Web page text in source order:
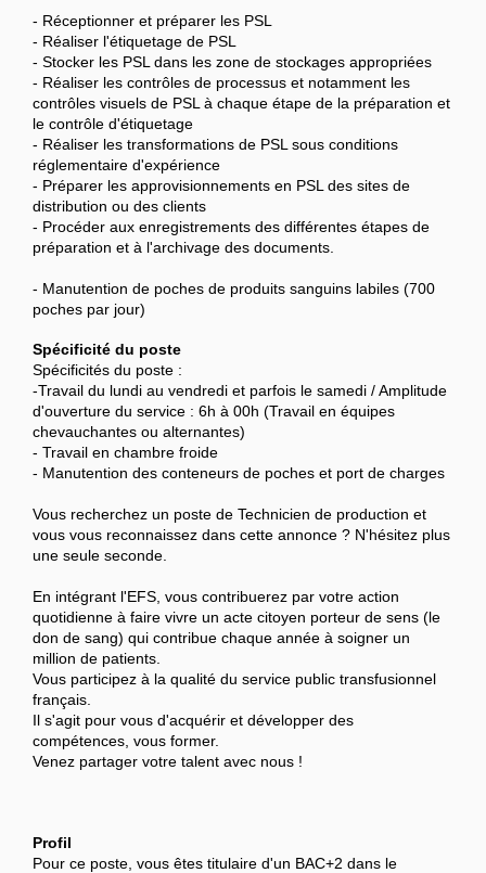
- Réceptionner et préparer les PSL
- Réaliser l'étiquetage de PSL
- Stocker les PSL dans les zone de stockages appropriées
- Réaliser les contrôles de processus et notamment les
contrôles visuels de PSL à chaque étape de la préparation et
le contrôle d'étiquetage
- Réaliser les transformations de PSL sous conditions
réglementaire d'expérience
- Préparer les approvisionnements en PSL des sites de
distribution ou des clients
- Procéder aux enregistrements des différentes étapes de
préparation et à l'archivage des documents.
- Manutention de poches de produits sanguins labiles (700
poches par jour)
Spécificité du poste
Spécificités du poste :
-Travail du lundi au vendredi et parfois le samedi / Amplitude
d'ouverture du service : 6h à 00h (Travail en équipes
chevauchantes ou alternantes)
- Travail en chambre froide
- Manutention des conteneurs de poches et port de charges
Vous recherchez un poste de Technicien de production et
vous vous reconnaissez dans cette annonce ? N'hésitez plus
une seule seconde.
En intégrant l'EFS, vous contribuerez par votre action
quotidienne à faire vivre un acte citoyen porteur de sens (le
don de sang) qui contribue chaque année à soigner un
million de patients.
Vous participez à la qualité du service public transfusionnel
français.
Il s'agit pour vous d'acquérir et développer des
compétences, vous former.
Venez partager votre talent avec nous !
Profil
Pour ce poste, vous êtes titulaire d'un BAC+2 dans le